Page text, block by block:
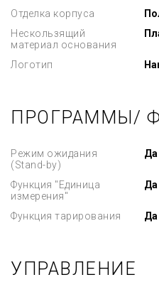
Отделка корпуса
Нескользящий
материал основания
Логотип
ПРОГРАММЫ/
Режим ожидания
(Stand-by)
Да
Функция "Единица
измерения"
Да
Функция тарирования Да
УПРАВЛЕНИЕ